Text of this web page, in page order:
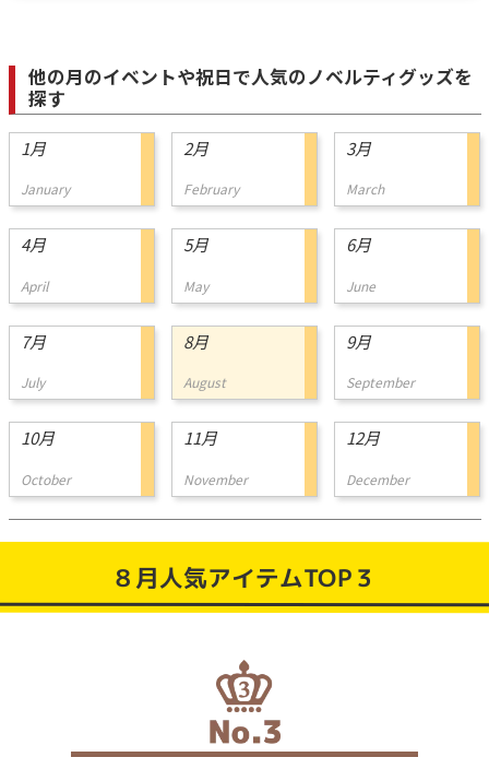
他の月のイベントや祝日で人気のノベルティグッズを
探す
1月
January
2月
February
3月
March
4月
April
5月
May
6月
June
7月
July
8月
August
9月
September
10月
October
11月
November
12月
December
８月人気アイテムTOP３